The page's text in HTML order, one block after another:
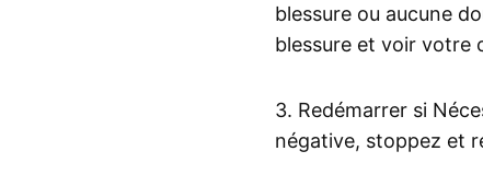
blessure ou aucune
blessure et voir votre
3. Redémarrer si
négative, stoppez et